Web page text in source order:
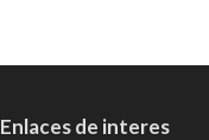
Enlaces de interes